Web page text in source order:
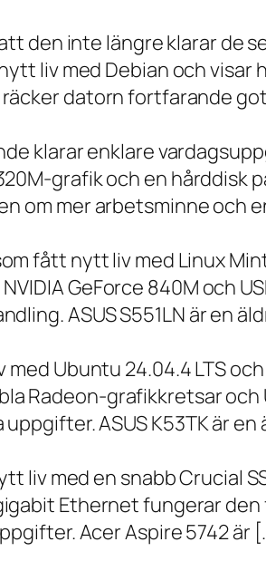
den inte längre klarar de
liv med Debian och visar
räcker datorn fortfarande
klarar enklare
grafik och en hårddisk
om mer arbetsminne och
fått nytt liv med Linux
GeForce 840M och
ASUS S551LN är en
Ubuntu 24.04.4 LTS
Radeon-grafikkretsar
ASUS K53TK är
med en snabb Crucial
Ethernet fungerar
Acer Aspire 5742 är